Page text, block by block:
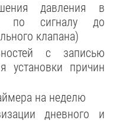
давления в
по сигналу до
клапана)
с записью
установки причин
на неделю
дневного и